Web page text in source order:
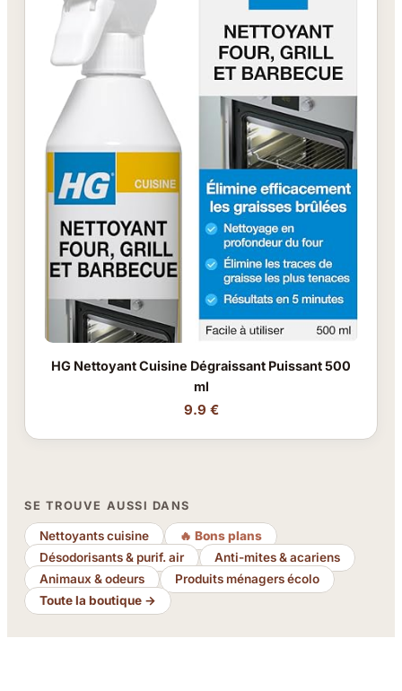
HG Nettoyant Cuisine Dégraissant Puissant 500
ml
9.9 €
SE TROUVE AUSSI DANS
Nettoyants cuisine
🔥 Bons plans
Désodorisants & purif. air
Anti-mites & acariens
Animaux & odeurs
Produits ménagers écolo
Toute la boutique →